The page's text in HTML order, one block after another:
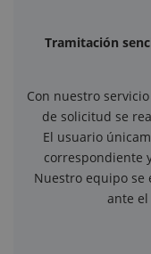
Tramitación
Con nuestro
de solicitud se
El usuario
correspondiente
Nuestro equipo se
ante